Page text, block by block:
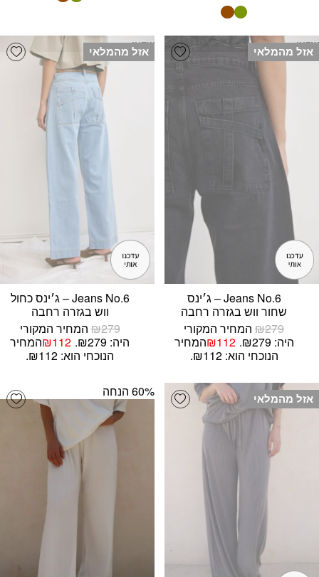
Add wishlist אזל מהמלאי
NEW!
Jeans No.6 – ג׳ינס
שחור ווש בגזרה רחבה
₪279
המחיר המקורי
היה: ₪279.
₪112
המחיר
הנוכחי הוא: ₪112.
אזל מהמלאי
NEW!
Jeans No.6 – ג׳ינס כחול
ווש בגזרה רחבה
₪279
המחיר המקורי
היה: ₪279.
₪112
המחיר
הנוכחי הוא: ₪112.
Add wishlist אזל מהמלאי ‫60% הנחה